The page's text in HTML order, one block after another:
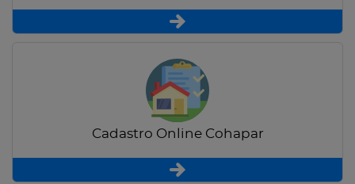
Cadastro Online Cohapar